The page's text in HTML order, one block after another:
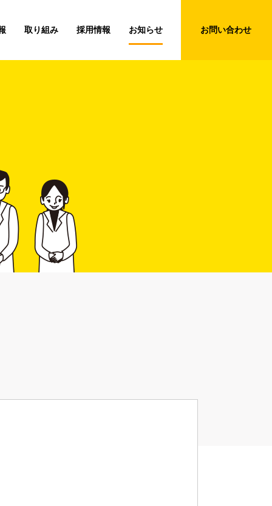
取り組み 採用情報 お知らせ お問い合わせ